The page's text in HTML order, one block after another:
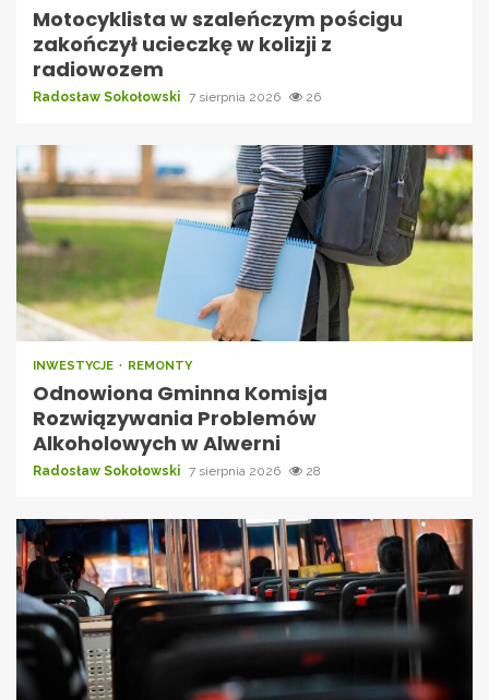
Motocyklista w szaleńczym pościgu
zakończył ucieczkę w kolizji z
radiowozem
Radosław Sokołowski 7 sierpnia 2026 26
INWESTYCJE REMONTY
Odnowiona Gminna Komisja
Rozwiązywania Problemów
Alkoholowych w Alwerni
Radosław Sokołowski 7 sierpnia 2026 28